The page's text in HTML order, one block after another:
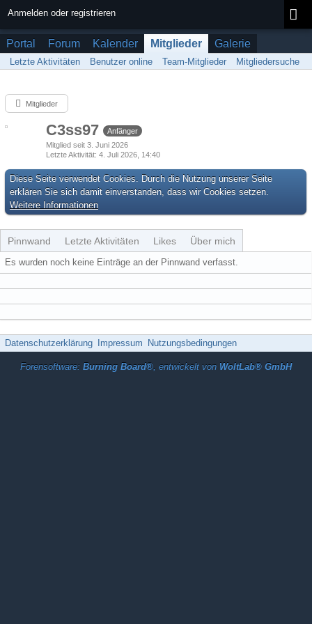
Anmelden oder registrieren
Portal Forum Kalender Mitglieder Galerie
Letzte Aktivitäten Benutzer online Team-Mitglieder Mitgliedersuche
Mitglieder
C3ss97
Anfänger
Mitglied seit 3. Juni 2026
Letzte Aktivität 4. Juli 2026, 14:40
Diese Seite verwendet Cookies. Durch die Nutzung unserer Seite
erklären Sie sich damit einverstanden, dass wir Cookies setzen.
Weitere Informationen
Pinnwand Letzte Aktivitäten Likes Über mich
Es wurden noch keine Einträge an der Pinnwand verfasst.
Datenschutzerklärung Impressum Nutzungsbedingungen
Forensoftware: Burning Board®, entwickelt von WoltLab® GmbH